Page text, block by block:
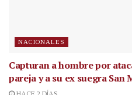
NACIONALES
Capturan a hombre por
pareja y a su ex suegra San